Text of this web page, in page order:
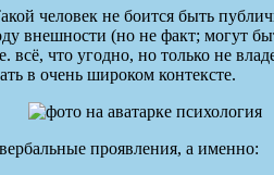
человек не боится быть
внешности (но не факт; могут
всё, что угодно, но только не
в очень широком контексте.
проявления, а именно: